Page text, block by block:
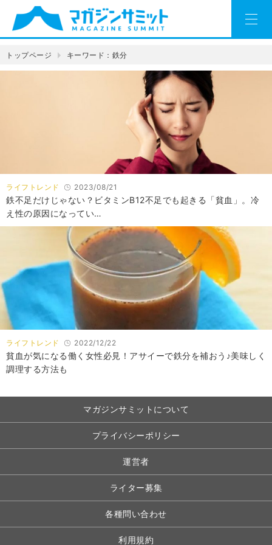
トップページ キーワード：鉄分
ライフトレンド 2023/08/21
鉄不足だけじゃない？ビタミンB12不足でも起きる「貧血」。冷
え性の原因になってい…
ライフトレンド 2022/12/22
貧血が気になる働く女性必見！アサイーで鉄分を補おう♪美味しく
調理する方法も
マガジンサミットについて
プライバシーポリシー
運営者
ライター募集
各種問い合わせ
利用規約